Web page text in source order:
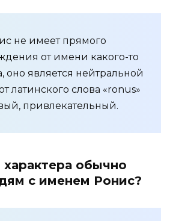
не имеет прямого
от имени какого-то
оно является нейтральной
латинского слова «ronus»
привлекательный.
обычно
с именем Ронис?